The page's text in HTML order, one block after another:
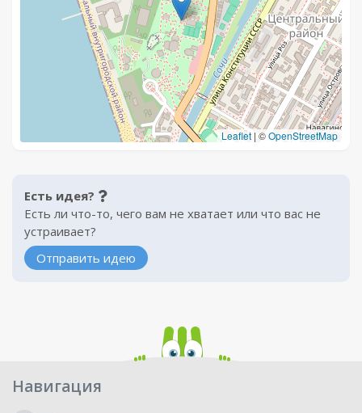
Leaflet | ©OpenStreetMap
Есть идея?
Есть ли что-то, чего вам не хватает или что вас не
устраивает?
Отправить идею
Навигация